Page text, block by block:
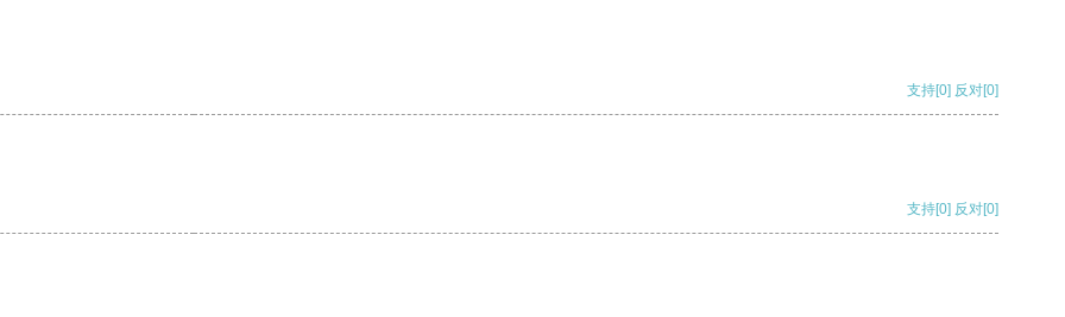
支持[0] 反对[0]
支持[0] 反对[0]